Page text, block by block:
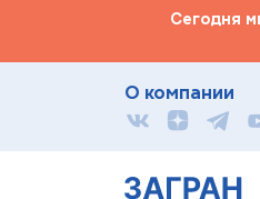
Сегодня
О компании